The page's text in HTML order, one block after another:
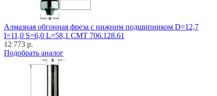
Алмазная обгонная фреза с нижним подшипником D=12,7
I=11,0 S=6,0 L=58,1 CMT 706.128.61
12 773 р.
Подобрать аналог